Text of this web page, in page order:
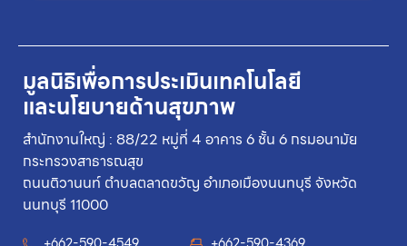
มูลนิธิเพื่อการประเมินเทคโนโลยี
และนโยบายด้านสุขภาพ
สำนักงานใหญ่ : 88/22 หมู่ที่ 4 อาคาร 6 ชั้น 6 กรมอนามัย
กระทรวงสาธารณสุข
ถนนติวานนท์ ตำบลตลาดขวัญ อำเภอเมืองนนทบุรี จังหวัด
นนทบุรี 11000